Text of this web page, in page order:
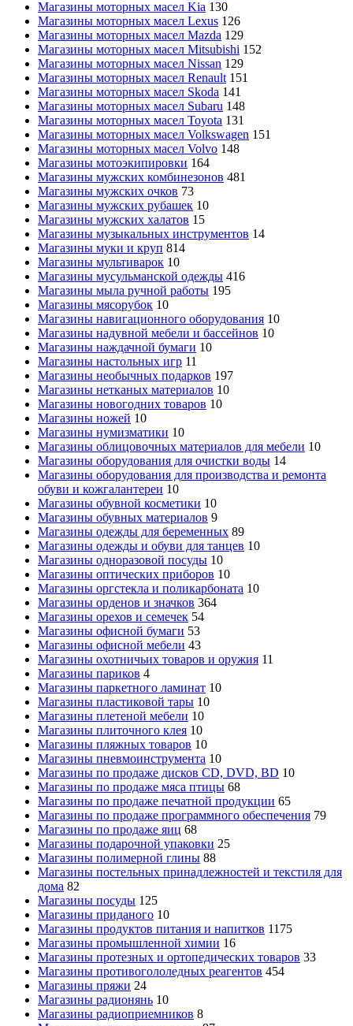
Магазины моторных масел Kia 130
Магазины моторных масел Lexus 126
Магазины моторных масел Mazda 129
Магазины моторных масел Mitsubishi 152
Магазины моторных масел Nissan 129
Магазины моторных масел Renault 151
Магазины моторных масел Skoda 141
Магазины моторных масел Subaru 148
Магазины моторных масел Toyota 131
Магазины моторных масел Volkswagen 151
Магазины моторных масел Volvo 148
Магазины мотоэкипировки 164
Магазины мужских комбинезонов 481
Магазины мужских очков 73
Магазины мужских рубашек 10
Магазины мужских халатов 15
Магазины музыкальных инструментов 14
Магазины муки и круп 814
Магазины мультиварок 10
Магазины мусульманской одежды 416
Магазины мыла ручной работы 195
Магазины мясорубок 10
Магазины навигационного оборудования 10
Магазины надувной мебели и бассейнов 10
Магазины наждачной бумаги 10
Магазины настольных игр 11
Магазины необычных подарков 197
Магазины нетканых материалов 10
Магазины новогодних товаров 10
Магазины ножей 10
Магазины нумизматики 10
Магазины облицовочных материалов для мебели 10
Магазины оборудования для очистки воды 14
Магазины оборудования для производства и ремонта
обуви и кожгалантереи 10
Магазины обувной косметики 10
Магазины обувных материалов 9
Магазины одежды для беременных 89
Магазины одежды и обуви для танцев 10
Магазины одноразовой посуды 10
Магазины оптических приборов 10
Магазины оргстекла и поликарбоната 10
Магазины орденов и значков 364
Магазины орехов и семечек 54
Магазины офисной бумаги 53
Магазины офисной мебели 43
Магазины охотничьих товаров и оружия 11
Магазины париков 4
Магазины паркетного ламинат 10
Магазины пластиковой тары 10
Магазины плетеной мебели 10
Магазины плиточного клея 10
Магазины пляжных товаров 10
Магазины пневмоинструмента 10
Магазины по продаже дисков CD, DVD, BD 10
Магазины по продаже мяса птицы 68
Магазины по продаже печатной продукции 65
Магазины по продаже программного обеспечения 79
Магазины по продаже яиц 68
Магазины подарочной упаковки 25
Магазины полимерной глины 88
Магазины постельных принадлежностей и текстиля для
дома 82
Магазины посуды 125
Магазины приданого 10
Магазины продуктов питания и напитков 1175
Магазины промышленной химии 16
Магазины протезных и ортопедических товаров 33
Магазины противогололедных реагентов 454
Магазины пряжи 24
Магазины радионянь 10
Магазины радиоприемников 8